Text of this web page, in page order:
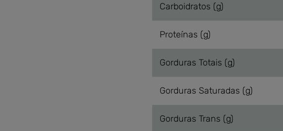
Carboidratos (g)
Proteínas (g)
Gorduras Totais (g)
Gorduras Saturadas (g)
Gorduras Trans (g)